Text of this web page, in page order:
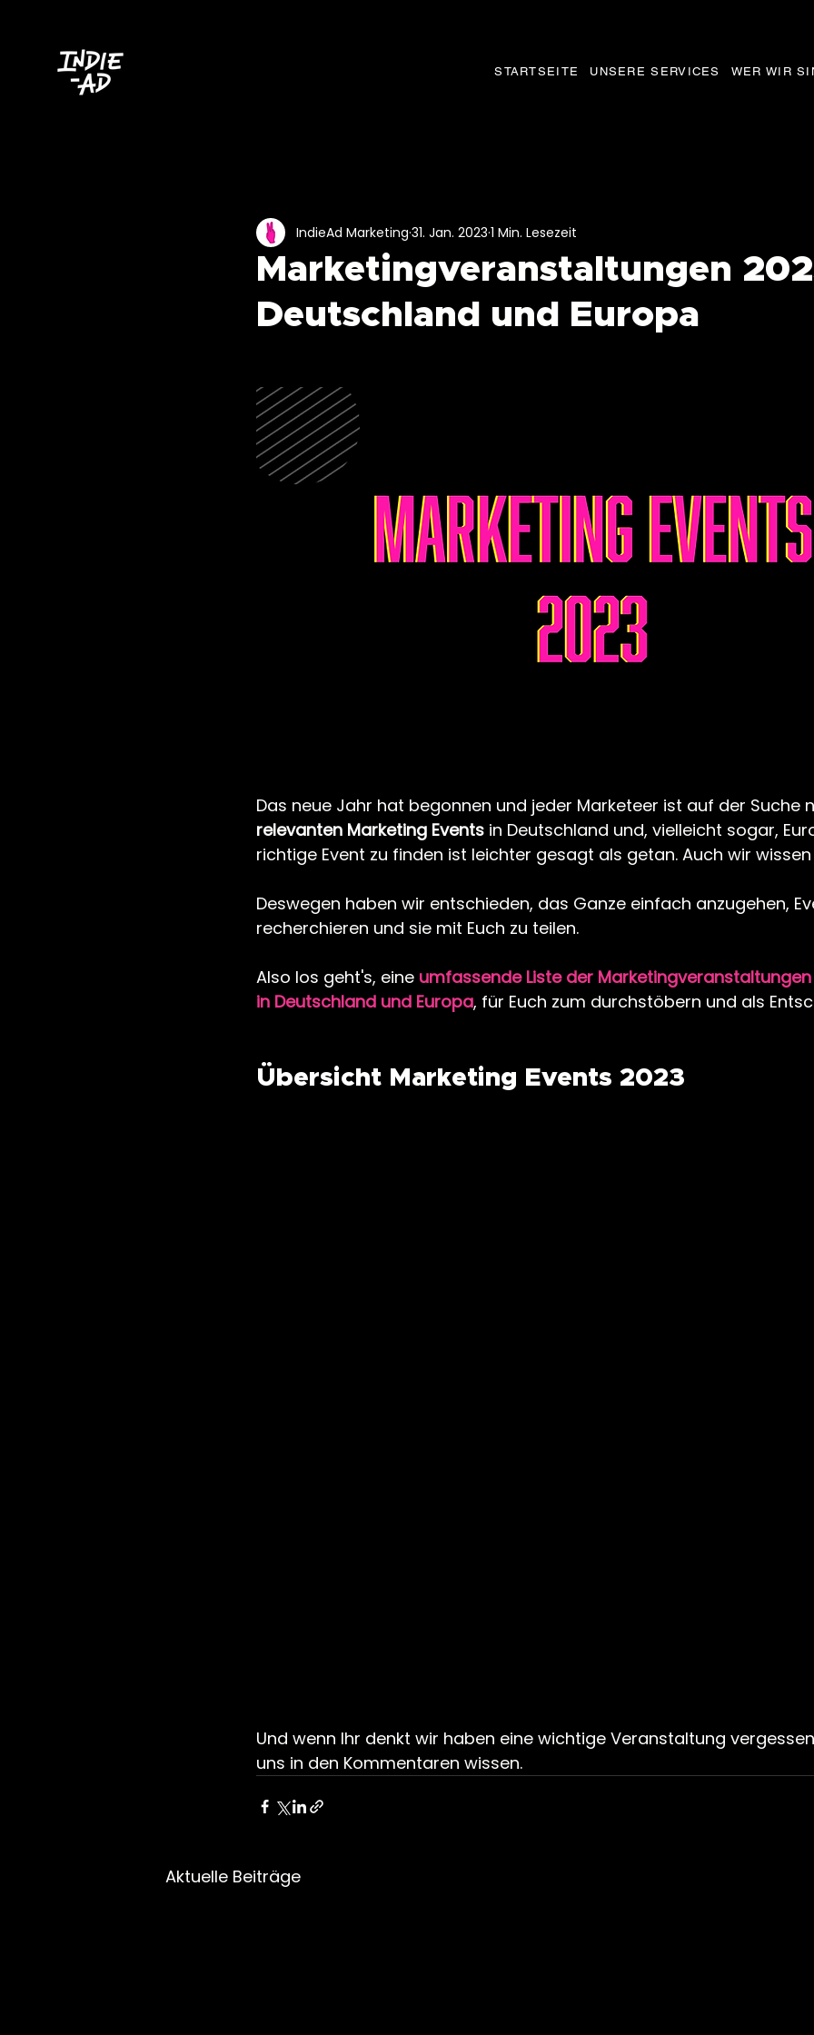
STARTSEITE UNSERE SERVICES WER WIR
Marketingveranstaltungen
Deutschland und Europa
IndieAd Marketing 31. Jan. 2023 1 Min. Lesezeit
Das neue Jahr hat begonnen und jeder Marketeer ist auf der Suche
relevanten Marketing Events in Deutschland und, vielleicht sogar,
richtige Event zu finden ist leichter gesagt als getan. Auch wir
Deswegen haben wir entschieden, das Ganze einfach anzugehen,
recherchieren und sie mit Euch zu teilen.
Also los geht's, eine umfassende Liste der
in Deutschland und Europa, für Euch zum durchstöbern und als
Übersicht Marketing Events 2023
Und wenn Ihr denkt wir haben eine wichtige Veranstaltung
uns in den Kommentaren wissen.
Aktuelle Beiträge